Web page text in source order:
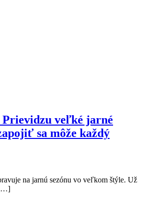
Prievidzu veľké jarné
sa môže každý
na jarnú sezónu vo veľkom štýle. Už
[…]